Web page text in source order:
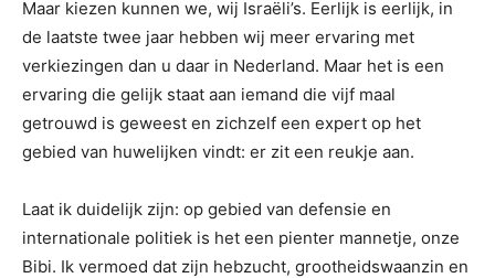
Maar kiezen kunnen we, wij Israëli’s. Eerlijk is eerlijk, in
de laatste twee jaar hebben wij meer ervaring met
verkiezingen dan u daar in Nederland. Maar het is een
ervaring die gelijk staat aan iemand die vijf maal
getrouwd is geweest en zichzelf een expert op het
gebied van huwelijken vindt: er zit een reukje aan.
Laat ik duidelijk zijn: op gebied van defensie en
internationale politiek is het een pienter mannetje, onze
Bibi. Ik vermoed dat zijn hebzucht, grootheidswaanzin en